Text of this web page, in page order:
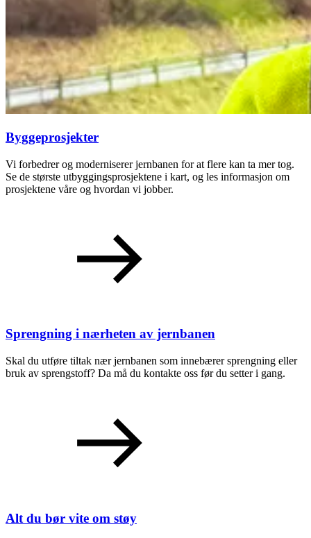
Byggeprosjekter
Vi forbedrer og moderniserer jernbanen for at flere kan ta mer tog.
Se de største utbyggingsprosjektene i kart, og les informasjon om
prosjektene våre og hvordan vi jobber.
Sprengning i nærheten av jernbanen
Skal du utføre tiltak nær jernbanen som innebærer sprengning eller
bruk av sprengstoff? Da må du kontakte oss før du setter i gang.
Alt du bør vite om støy